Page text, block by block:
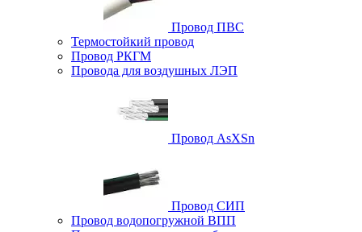
Провод ПВС
Термостойкий провод
Провод РКГМ
Провода для воздушных ЛЭП
Провод AsXSn
Провод СИП
Провод водопогружной ВПП